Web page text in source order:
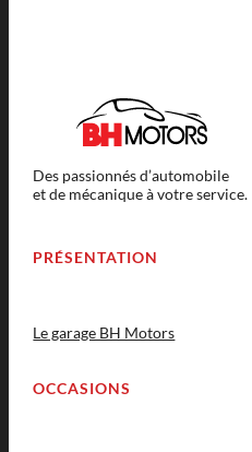
Des passionnés d’automobile
et de mécanique à votre service.
PRÉSENTATION
Le garage BH Motors
OCCASIONS